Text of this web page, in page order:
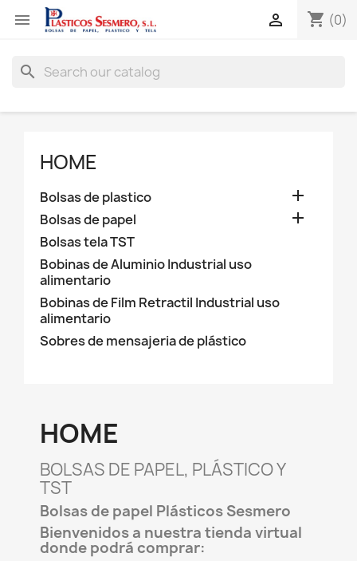
 shopping_cart (0)

search
HOME
Bolsas de plastico 
Bolsas de papel 
Bolsas tela TST
Bobinas de Aluminio Industrial uso
alimentario
Bobinas de Film Retractil Industrial uso
alimentario
Sobres de mensajeria de plástico
HOME
BOLSAS DE PAPEL, PLÁSTICO Y
TST
Bolsas de papel Plásticos Sesmero
Bienvenidos a nuestra tienda virtual
donde podrá comprar: